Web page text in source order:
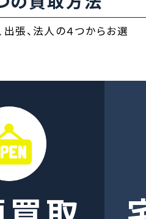
出張、法人の４つからお選